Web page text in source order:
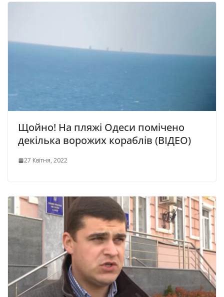
Щойно! На пляжі Одеси помічено
декілька ворожих кораблів (ВІДЕО)
27 Квітня, 2022